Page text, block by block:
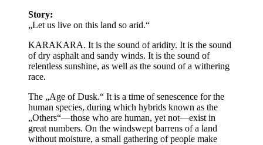
their living in a world they no longer know. Down a
stretch of highway and far from the heart of the town
the circumstances that reshaped their world is of far less
concern than the number of lunch boxes they can load
into their delivery vehicle. After all, leaving customers
hungry is not good for business, and business keeps
the endless work of their store. However, the
comfortable monotony of their daily lives is turned on
its head when they discover a large suitcase by the
roadside on their way home from deliveries. Lying on
the suitcase, unmoving, is a young girl with pink hair…